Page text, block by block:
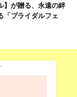
】が贈る、永遠の絆
「ブライダルフェ